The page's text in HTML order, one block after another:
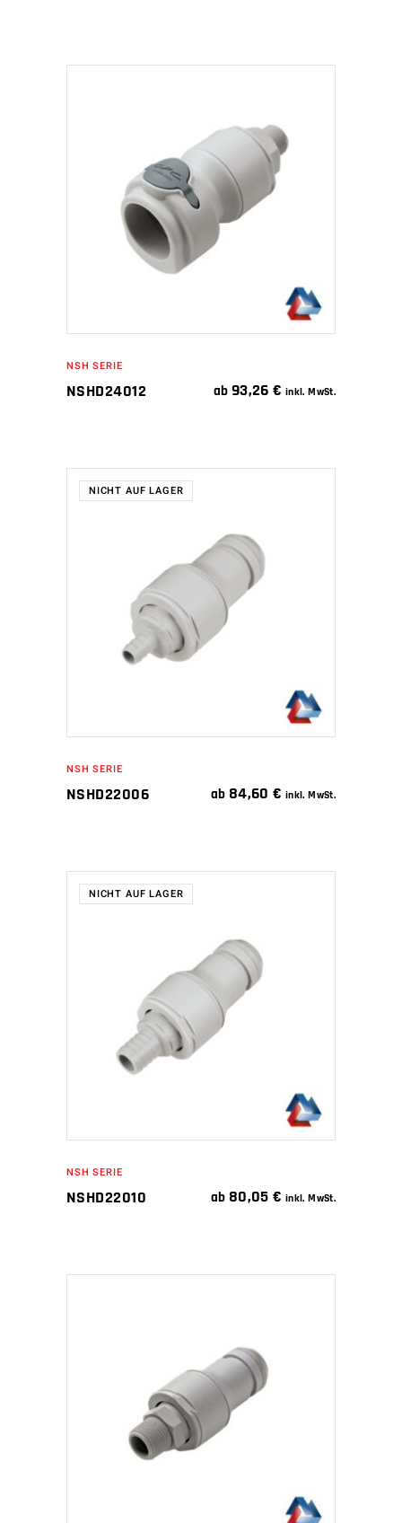
IN DEN WARENKORB
NSH SERIE
NSHD24012 ab 93,26€ inkl. MwSt.
NICHT AUF LAGER
WEITERLESEN
NSH SERIE
NSHD22006 ab 84,60€ inkl. MwSt.
NICHT AUF LAGER
WEITERLESEN
NSH SERIE
NSHD22010 ab 80,05€ inkl. MwSt.
IN DEN WARENKORB